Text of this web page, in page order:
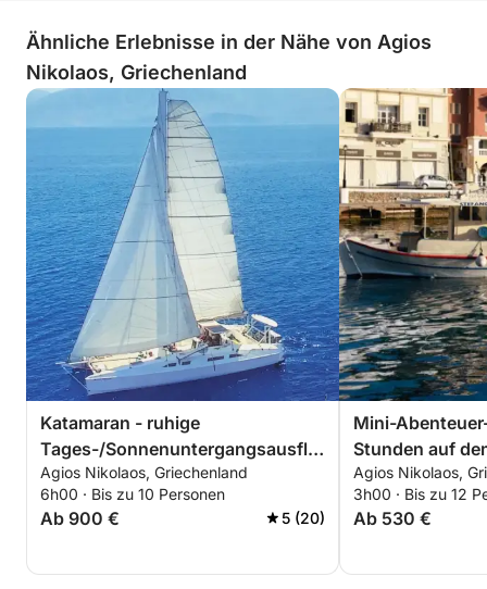
Ähnliche Erlebnisse in der Nähe von Agios
Nikolaos, Griechenland
Katamaran - ruhige
Tages-/Sonnenuntergangsausflüge
zu einer versteckten blauen
Lagune.
Agios Nikolaos, Griechenland
6h00 · Bis zu 10 Personen
Ab 900 € 5 (20)
Mini-
Stunden auf
Agios Nikolaos,
3h00 · Bis zu 12
Ab 530 €